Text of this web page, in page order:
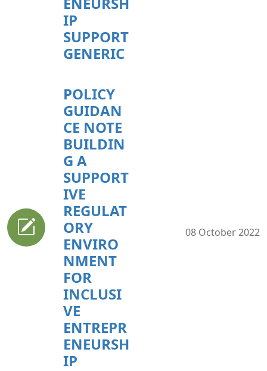
IP
SUPPORT
GENERIC
POLICY
GUIDAN
CE NOTE
BUILDIN
G A
SUPPORT
IVE
REGULAT
ORY
ENVIRO
NMENT
FOR
INCLUSI
VE
ENTREPR
ENEURSH
IP
08 October 2022